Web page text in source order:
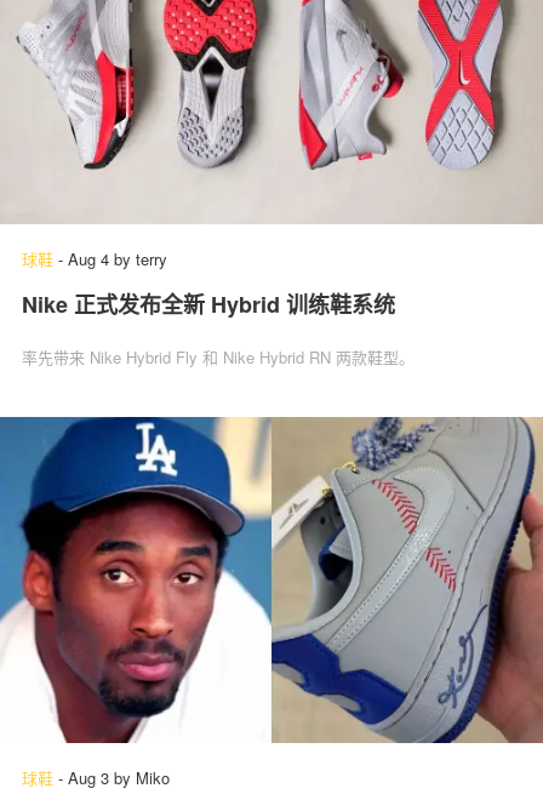
球鞋 - Aug 4 by terry
Nike 正式发布全新 Hybrid 训练鞋系统
率先带来 Nike Hybrid Fly 和 Nike Hybrid RN 两款鞋型。
球鞋 - Aug 3 by Miko